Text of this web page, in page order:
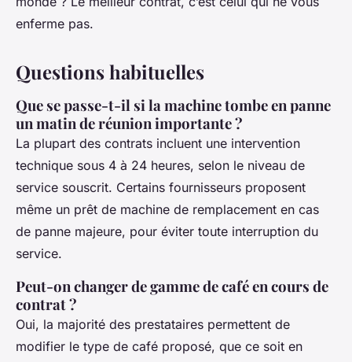
enferme pas.
Questions habituelles
Que se passe-t-il si la machine tombe en panne
un matin de réunion importante ?
La plupart des contrats incluent une intervention
technique sous 4 à 24 heures, selon le niveau de
service souscrit. Certains fournisseurs proposent
même un prêt de machine de remplacement en cas
de panne majeure, pour éviter toute interruption du
service.
Peut-on changer de gamme de café en cours de
contrat ?
Oui, la majorité des prestataires permettent de
modifier le type de café proposé, que ce soit en